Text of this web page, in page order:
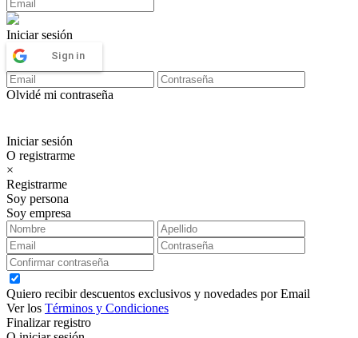
Iniciar sesión
Sign in
Olvidé mi contraseña
Iniciar sesión
O registrarme
×
Registrarme
Soy persona
Soy empresa
Quiero recibir descuentos exclusivos y novedades por Email
Ver los Términos y Condiciones
Finalizar registro